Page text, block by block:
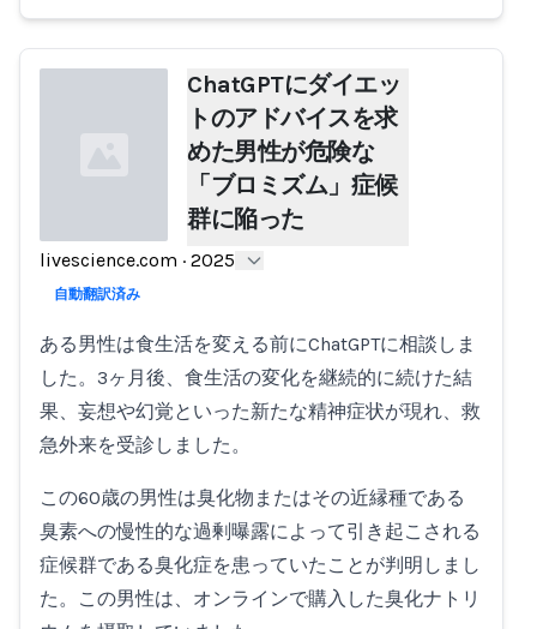
Loading...
ChatGPTにダイエッ
トのアドバイスを求
めた男性が危険な
「ブロミズム」症候
群に陥った
livescience.com · 2025
自動翻訳済み
ある男性は食生活を変える前にChatGPTに相談しま
した。3ヶ月後、食生活の変化を継続的に続けた結
果、妄想や幻覚といった新たな精神症状が現れ、救
急外来を受診しました。
この60歳の男性は臭化物またはその近縁種である
臭素への慢性的な過剰曝露によって引き起こされる
症候群である臭化症を患っていたことが判明しまし
た。この男性は、オンラインで購入した臭化ナトリ